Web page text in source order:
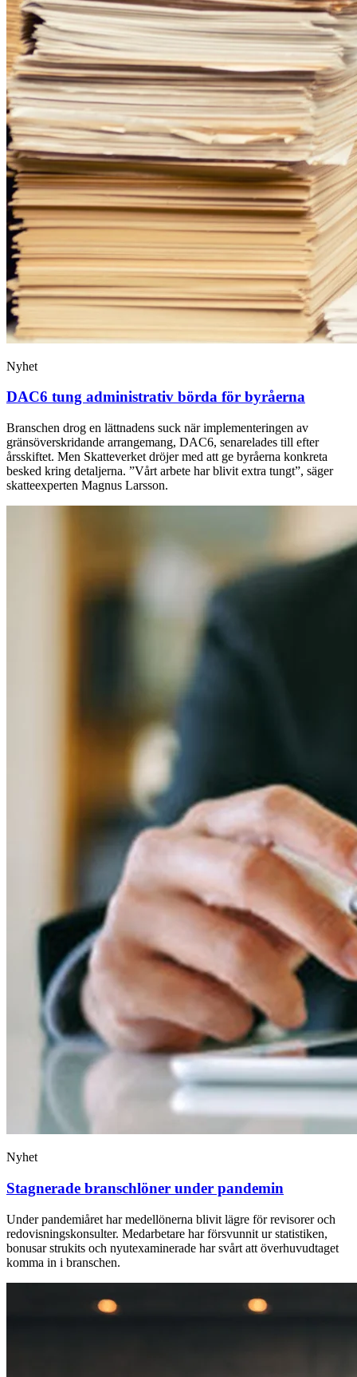
Nyhet
DAC6 tung administrativ börda för byråerna
Branschen drog en lättnadens suck när implementeringen av
gränsöverskridande arrangemang, DAC6, senarelades till efter
årsskiftet. Men Skatteverket dröjer med att ge byråerna konkreta
besked kring detaljerna. ”Vårt arbete har blivit extra tungt”, säger
skatteexperten Magnus Larsson.
Nyhet
Stagnerade branschlöner under pandemin
Under pandemiåret har medellönerna blivit lägre för revisorer och
redovisningskonsulter. Medarbetare har försvunnit ur statistiken,
bonusar strukits och nyutexaminerade har svårt att överhuvudtaget
komma in i branschen.